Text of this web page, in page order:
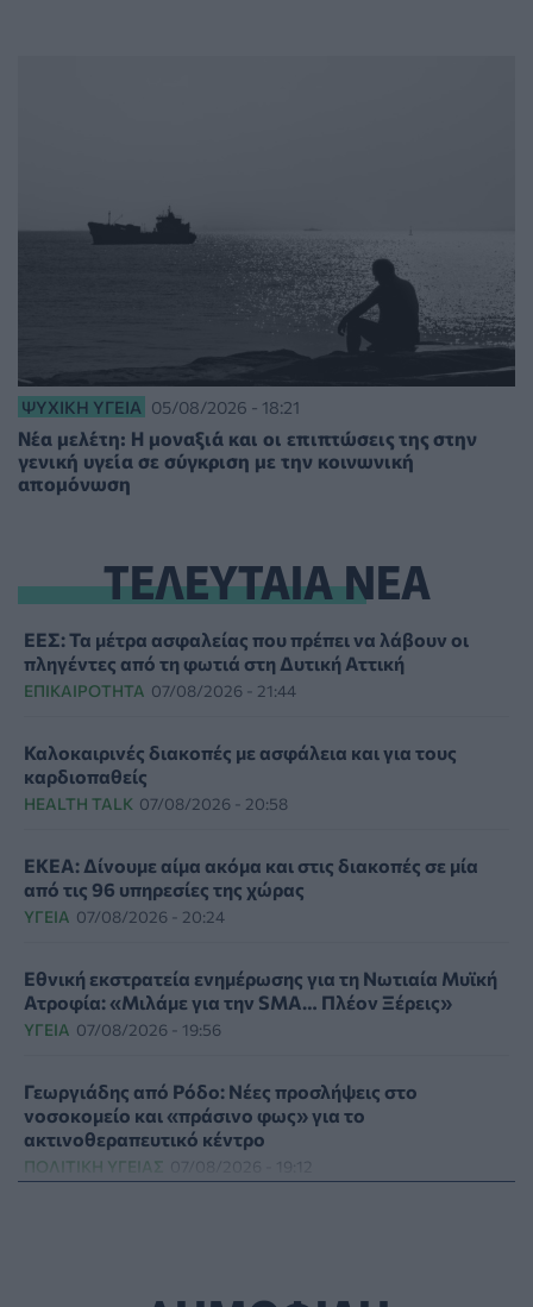
ΨΥΧΙΚΉ ΥΓΕΊΑ 05/08/2026 - 18:21
Νέα μελέτη: Η μοναξιά και οι επιπτώσεις της στην
γενική υγεία σε σύγκριση με την κοινωνική
απομόνωση
ΤΕΛΕΥΤΑΙΑ ΝΕΑ
ΕΕΣ: Τα μέτρα ασφαλείας που πρέπει να λάβουν οι
πληγέντες από τη φωτιά στη Δυτική Αττική
ΕΠΙΚΑΙΡΌΤΗΤΑ 07/08/2026 - 21:44
Καλοκαιρινές διακοπές με ασφάλεια και για τους
καρδιοπαθείς
HEALTH TALK 07/08/2026 - 20:58
ΕΚΕΑ: Δίνουμε αίμα ακόμα και στις διακοπές σε μία
από τις 96 υπηρεσίες της χώρας
ΥΓΕΊΑ 07/08/2026 - 20:24
Εθνική εκστρατεία ενημέρωσης για τη Νωτιαία Μυϊκή
Ατροφία: «Μιλάμε για την SMA… Πλέον Ξέρεις»
ΥΓΕΊΑ 07/08/2026 - 19:56
Γεωργιάδης από Ρόδο: Νέες προσλήψεις στο
νοσοκομείο και «πράσινο φως» για το
ακτινοθεραπευτικό κέντρο
ΠΟΛΙΤΙΚΉ ΥΓΕΊΑΣ 07/08/2026 - 19:12